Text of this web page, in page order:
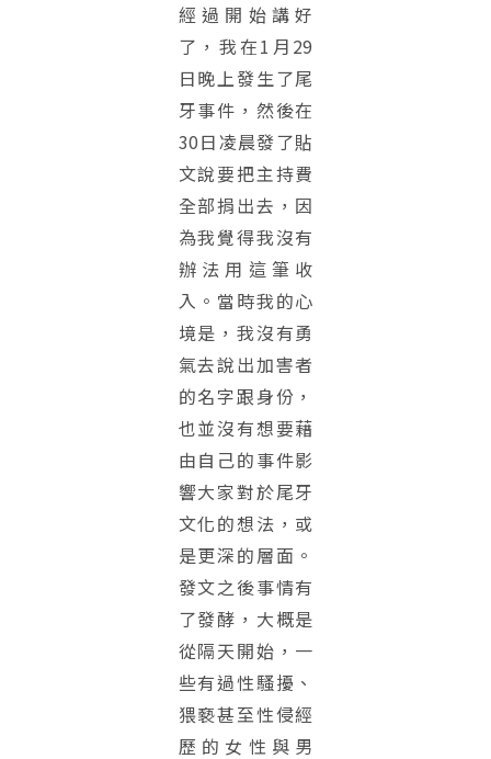
經過開始講好
了，我在1月29
日晚上發生了尾
牙事件，然後在
30日凌晨發了貼
文說要把主持費
全部捐出去，因
為我覺得我沒有
辦法用這筆收
入。當時我的心
境是，我沒有勇
氣去說出加害者
的名字跟身份，
也並沒有想要藉
由自己的事件影
響大家對於尾牙
文化的想法，或
是更深的層面。
發文之後事情有
了發酵，大概是
從隔天開始，一
些有過性騷擾、
猥褻甚至性侵經
歷的女性與男